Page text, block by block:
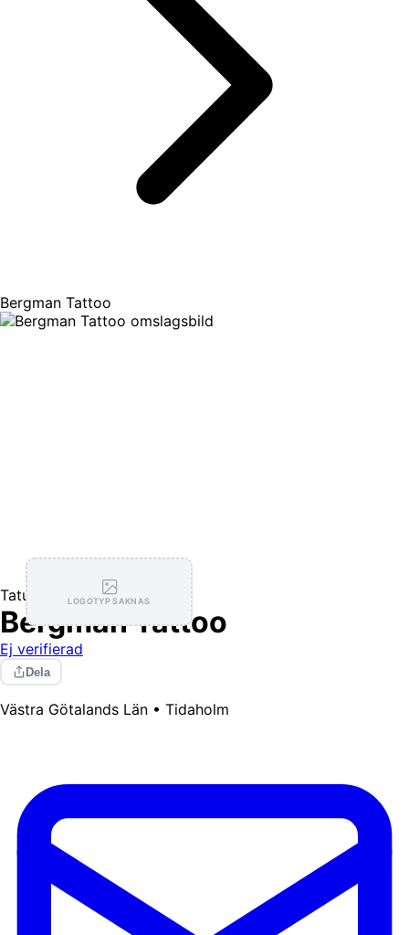
Bergman Tattoo
LOGOTYP SAKNAS
Tatuerare
Bergman Tattoo
Ej verifierad
Dela
Västra Götalands Län • Tidaholm